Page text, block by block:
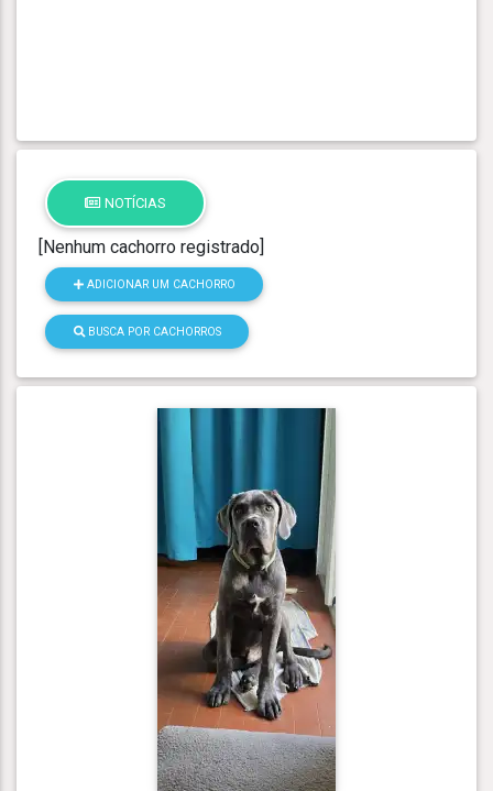
NOTÍCIAS
[Nenhum cachorro registrado]
ADICIONAR UM CACHORRO
BUSCA POR CACHORROS